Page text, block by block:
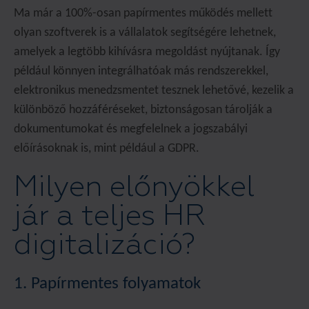
Ma már a 100%-osan papírmentes működés mellett
olyan szoftverek is a vállalatok segítségére lehetnek,
amelyek a legtöbb kihívásra megoldást nyújtanak. Így
például könnyen integrálhatóak más rendszerekkel,
elektronikus menedzsmentet tesznek lehetővé, kezelik a
különböző hozzáféréseket, biztonságosan tárolják a
dokumentumokat és megfelelnek a jogszabályi
előírásoknak is, mint például a GDPR.
Milyen előnyökkel
jár a teljes HR
digitalizáció?
1. Papírmentes folyamatok